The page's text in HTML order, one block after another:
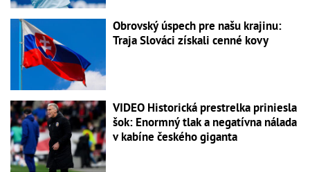
Obrovský úspech pre našu krajinu:
Traja Slováci získali cenné kovy
VIDEO Historická prestrelka priniesla
šok: Enormný tlak a negatívna nálada
v kabíne českého giganta